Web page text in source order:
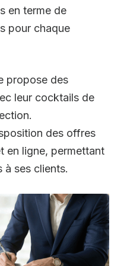
en terme de
pour chaque
propose des
leur cocktails de
des offres
en ligne, permettant
à ses clients.